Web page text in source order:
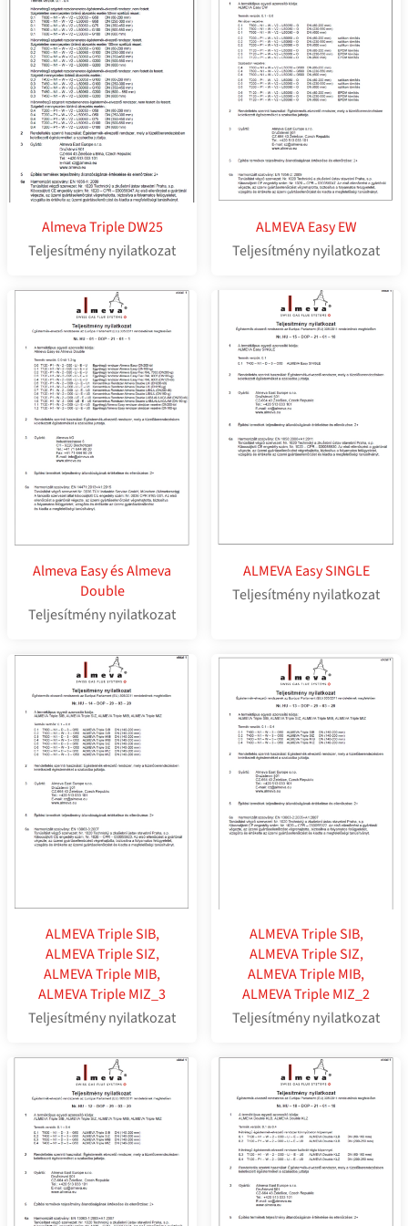
Almeva Triple DW25
Teljesítmény nyilatkozat
ALMEVA Easy EW
Teljesítmény nyilatkozat
Almeva Easy és Almeva
Double
Teljesítmény nyilatkozat
ALMEVA Easy SINGLE
Teljesítmény nyilatkozat
ALMEVA Triple SIB,
ALMEVA Triple SIZ,
ALMEVA Triple MIB,
ALMEVA Triple MIZ_3
Teljesítmény nyilatkozat
ALMEVA Triple SIB,
ALMEVA Triple SIZ,
ALMEVA Triple MIB,
ALMEVA Triple MIZ_2
Teljesítmény nyilatkozat